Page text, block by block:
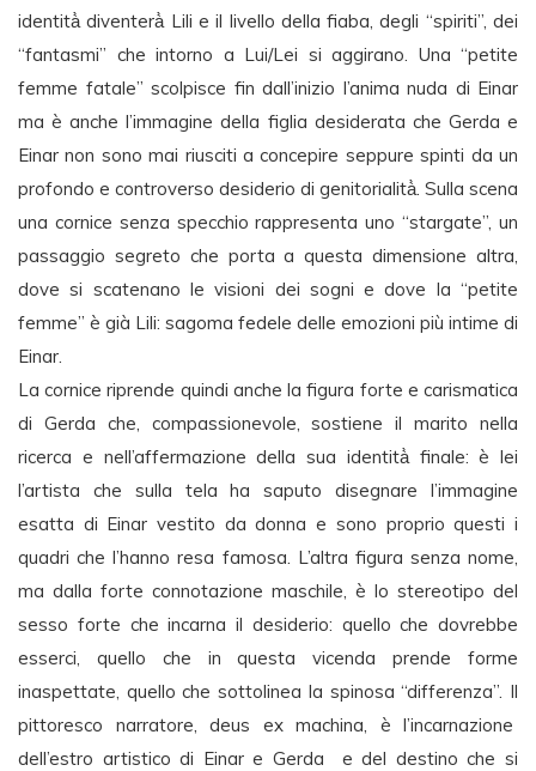
identità̀ diventerà̀ Lili e il livello della fiaba, degli “spiriti”, dei
“fantasmi” che intorno a Lui/Lei si aggirano. Una “petite
femme fatale” scolpisce fin dall’inizio l’anima nuda di Einar
ma è anche l’immagine della figlia desiderata che Gerda e
Einar non sono mai riusciti a concepire seppure spinti da un
profondo e controverso desiderio di genitorialità̀. Sulla scena
una cornice senza specchio rappresenta uno “stargate”, un
passaggio segreto che porta a questa dimensione altra,
dove si scatenano le visioni dei sogni e dove la “petite
femme” è già Lili: sagoma fedele delle emozioni più intime di
Einar.
La cornice riprende quindi anche la figura forte e carismatica
di Gerda che, compassionevole, sostiene il marito nella
ricerca e nell’affermazione della sua identità̀ finale: è lei
l’artista che sulla tela ha saputo disegnare l’immagine
esatta di Einar vestito da donna e sono proprio questi i
quadri che l’hanno resa famosa. L’altra figura senza nome,
ma dalla forte connotazione maschile, è lo stereotipo del
sesso forte che incarna il desiderio: quello che dovrebbe
esserci, quello che in questa vicenda prende forme
inaspettate, quello che sottolinea la spinosa “differenza”. Il
pittoresco narratore, deus ex machina, è l’incarnazione
dell’estro artistico di Einar e Gerda e del destino che si